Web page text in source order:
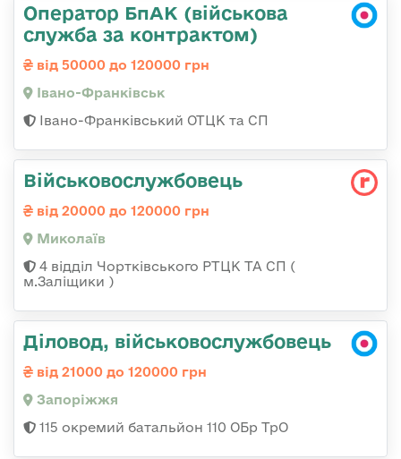
Оператор БпАК (військова
служба за контрактом)
від 50000 до 120000 грн
Івано-Франківськ
Івано-Франківський ОТЦК та СП
Військовослужбовець
від 20000 до 120000 грн
Миколаїв
4 відділ Чортківського РТЦК ТА СП (
м.Заліщики )
Діловод, військовослужбовець
від 21000 до 120000 грн
Запоріжжя
115 окремий батальйон 110 ОБр ТрО